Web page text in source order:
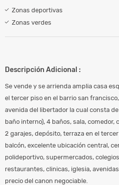
Zonas deportivas
Zonas verdes
Descripción Adicional :
Se vende y se arrienda amplia casa
el tercer piso en el barrio san
avenida del libertador la cual consta
baño interno), 4 baños, sala, comedor,
2 garajes, depósito, terraza en el
balcón, excelente ubicación central,
polideportivo, supermercados,
restaurantes, clinicas, iglesia,
precio del canon negociable.